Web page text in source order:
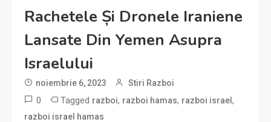
Rachetele Și Dronele Iraniene
Lansate Din Yemen Asupra
Israelului
noiembrie 6, 2023 Stiri Razboi
0 Tagged razboi, razboi hamas, razboi israel ,
razboi israel hamas